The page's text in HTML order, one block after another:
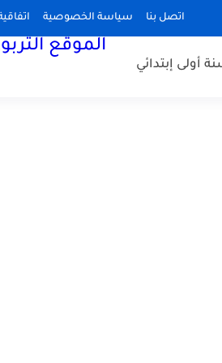
سياسة الخصوصية اتصل بنا
الموقع
أولى إبتدائي